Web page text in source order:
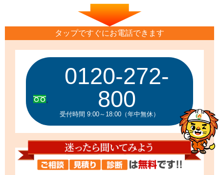
タップですぐにお電話できます
0120-272-
800
受付時間 9:00～18:00（年中無休）